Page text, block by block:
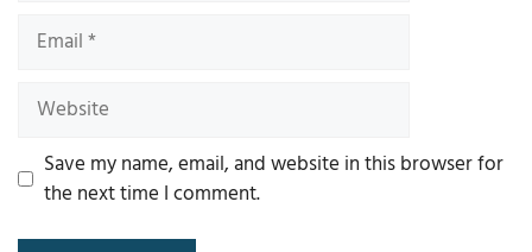
Email
Website
Save my name, email, and website in this browser for
the next time I comment.